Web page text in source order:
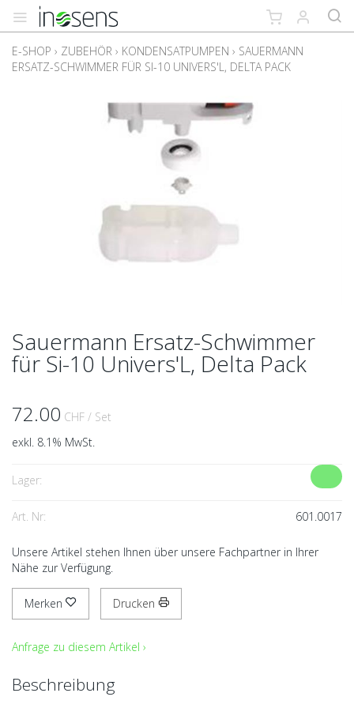
E-SHOP › ZUBEHÖR › KONDENSATPUMPEN › SAUERMANN
ERSATZ-SCHWIMMER FÜR SI-10 UNIVERS'L, DELTA PACK
Sauermann Ersatz-Schwimmer
für Si-10 Univers'L, Delta Pack
72.00 CHF / Set
exkl. 8.1% MwSt.
Lager:
Art. Nr: 601.0017
Unsere Artikel stehen Ihnen über unsere Fachpartner in Ihrer
Nähe zur Verfügung.
Merken Drucken
Anfrage zu diesem Artikel ›
Beschreibung